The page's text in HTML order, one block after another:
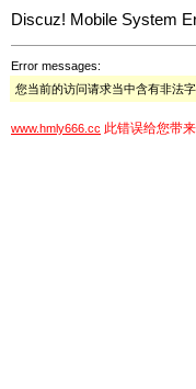
Discuz! Mobile System
Error messages:
您当前的访问请求当中含有非法
www.hmly666.cc 此错误给您带